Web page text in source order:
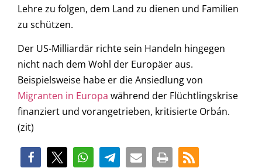
Lehre zu folgen, dem Land zu dienen und Familien
zu schützen.
Der US-Milliardär richte sein Handeln hingegen
nicht nach dem Wohl der Europäer aus.
Beispielsweise habe er die Ansiedlung von
Migranten in Europa während der Flüchtlingskrise
finanziert und vorangetrieben, kritisierte Orbán.
(zit)